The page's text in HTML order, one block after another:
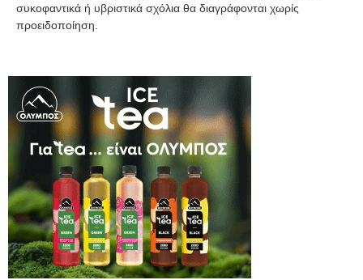
συκοφαντικά ή υβριστικά σχόλια θα διαγράφονται χωρίς
προειδοποίηση.